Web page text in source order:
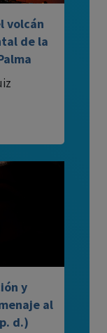
volcán
de la
y
al
d.)